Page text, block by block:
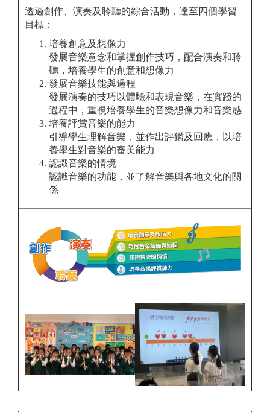
透過創作、演奏及聆聽的綜合活動，達至四個學習
目標：
培養創意及想像力
發展音樂意念和掌握創作技巧，配合演奏和聆
聽，培養學生的創意和想像力
發展音樂技能與過程
發展演奏的技巧以體驗和表現音樂，在實踐的
過程中，重視培養學生的音樂想像力和音樂感
培養評賞音樂的能力
引導學生理解音樂，並作出評鑑及回應，以培
養學生對音樂的審美能力
認識音樂的情境
認識音樂的功能，並了解音樂與各地文化的關
係